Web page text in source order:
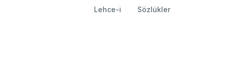
Lehce-i Sözlükler